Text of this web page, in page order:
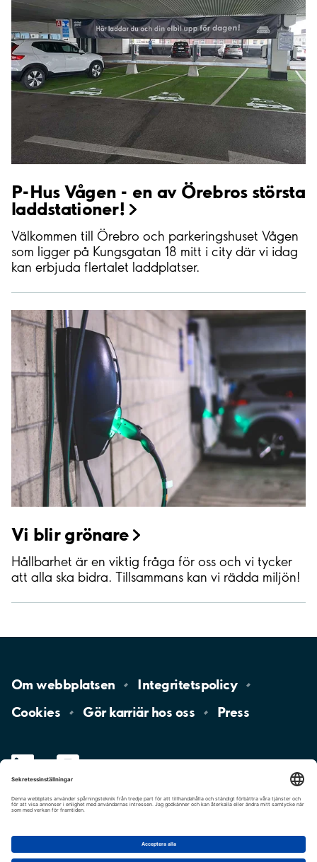
P-Hus Vågen - en av Örebros största
laddstationer!
Välkommen till Örebro och parkeringshuset Vågen
som ligger på Kungsgatan 18 mitt i city där vi idag
kan erbjuda flertalet laddplatser.
Vi blirgrönare
Hållbarhet är en viktig fråga för oss och vi tycker
att alla ska bidra. Tillsammans kan vi rädda miljön!
Omwebbplatsen
Integritetspolicy
Cookies
Gör karriär hos oss Press